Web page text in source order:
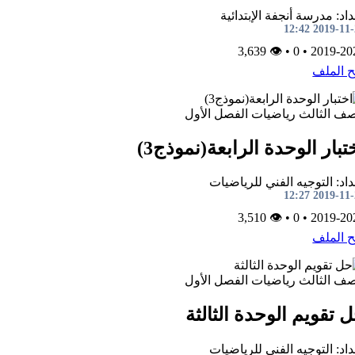
مدرسة أنجفة الإبتدائية
2019-11-20
2019-
•
•
👁 3,639
الملف
الثالث رياضيات الفصل الأول
الوحدة الرابعة(نموذج3)
التوجيه الفني للرياضيات
2019-11-20
2019-
•
•
👁 3,510
الملف
الثالث رياضيات الفصل الأول
تقويم الوحدة الثالثة
التوجيه الفني للرياضيات